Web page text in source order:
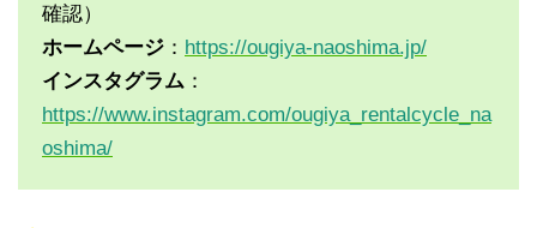
確認）
ホームページ ： https://ougiya-naoshima.jp/
インスタグラム ：
https://www.instagram.com/ougiya_rentalcycle_na
oshima/